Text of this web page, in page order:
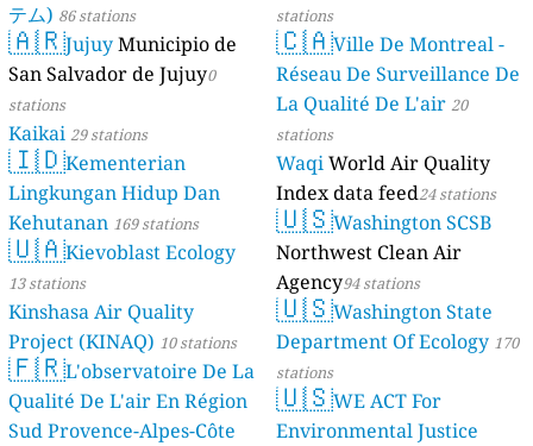
テム) 86 stations
🇦🇷Jujuy Municipio de
San Salvador de Jujuy0
stations
Kaikai 29 stations
🇮🇩Kementerian
Lingkungan Hidup Dan
Kehutanan 169 stations
🇺🇦Kievoblast Ecology
13 stations
Kinshasa Air Quality
Project (KINAQ) 10 stations
🇫🇷L'observatoire De La
Qualité De L'air En Région
Sud Provence-Alpes-Côte
stations
🇨🇦Ville De Montreal -
Réseau De Surveillance De
La Qualité De L'air 20
stations
WaqiWorld Air Quality
Index data feed24 stations
🇺🇸Washington SCSB
Northwest Clean Air
Agency94 stations
🇺🇸Washington State
Department Of Ecology 170
stations
🇺🇸WE ACT For
Environmental Justice